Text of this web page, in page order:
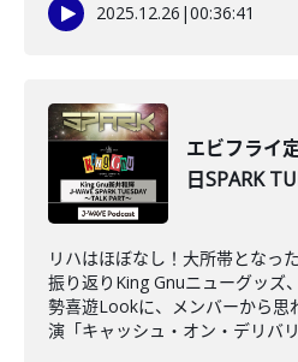
2025.12.26 |00:36:41
エビフライ
日SPARK
リハはほぼなし！大所帯となっ
振り返りKing Gnuニューグッズ
勢喜遊Lookに、メンバーから思
演「キャッシュ・オン・デリバ